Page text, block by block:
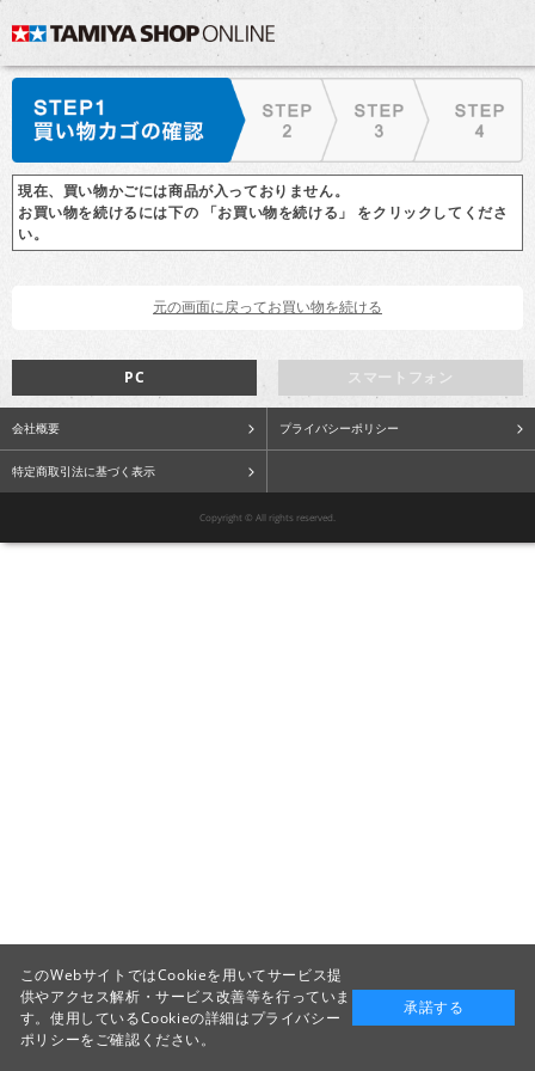
現在、買い物かごには商品が入っておりません。
お買い物を続けるには下の 「お買い物を続ける」 をクリックしてくださ
い。
スマートフォン
PC
会社概要 プライバシーポリシー
特定商取引法に基づく表示
Copyright © All rights reserved.
このWebサイトではCookieを用いてサービス提
供やアクセス解析・サービス改善等を行っていま
す。使用しているCookieの詳細はプライバシー
ポリシーをご確認ください。
承諾する